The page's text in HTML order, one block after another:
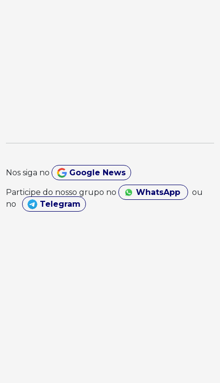
Nos siga no Google News
Participe do nosso grupo no WhatsApp
ou
no
Telegram